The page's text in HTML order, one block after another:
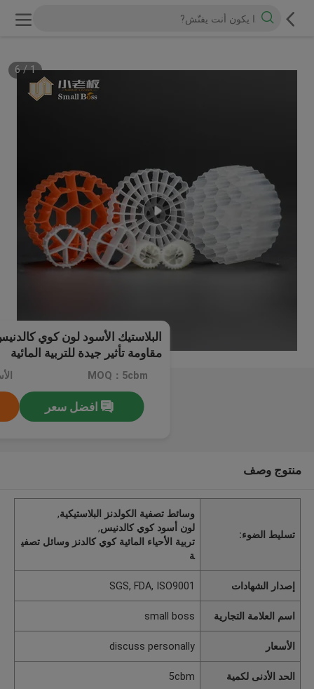
1
/
6
البلاستيك الأسود لون كوي
مقاومة تأثير جيدة للتربية المائية
MOQ：5cbm
افضل سعر
منتوج وصف
تسليط الضوء:
وسائط تصفية الكولدنز البلاستيكية,
لون أسود كوي كالدنيس,
تربية الأحياء المائية كوي كالدنز وسائل تصفي
ة
إصدار الشهادات SGS, FDA, ISO9001
اسم العلامة التجارية small boss
الأسعار discuss personally
الحد الأدنى لكمية 5cbm